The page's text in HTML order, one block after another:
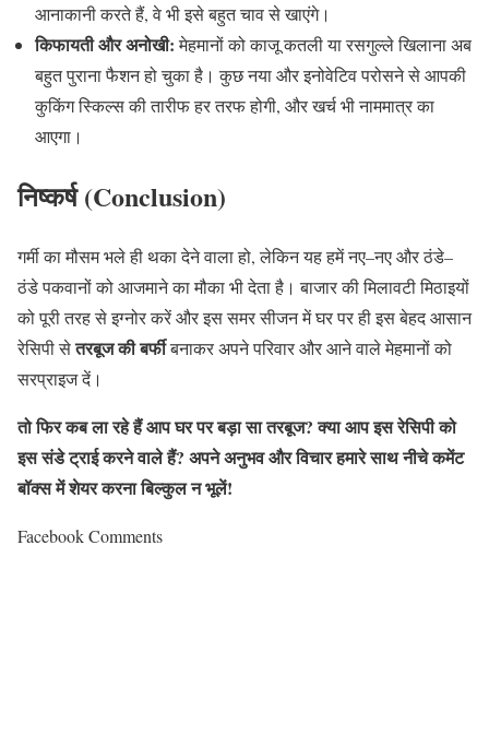
आनाकानी करते हैं,वे भी इसे बहुत चाव से खाएंगे।
किफायतीऔरअनोखी: मेहमानों को काजू कतली या रसगुल्ले खिलाना अब
बहुत पुराना फैशन हो चुका है। कुछ नया और इनोवेटिव परोसने से आपकी
कुकिंग स्किल्स की तारीफ हर तरफ होगी, और खर्च भी नाममात्र का
आएगा।
निष्कर्ष(Conclusion)
गर्मी का मौसम भले ही थका देने वाला हो,लेकिन यह हमें नए–नए और ठंडे–
ठंडे पकवानों को आजमाने का मौका भी देता है। बाजार की मिलावटी मिठाइयों
को पूरी तरह से इग्नोर करें और इस समर सीजन में घर पर ही इस बेहद आसान
रेसिपी सेतरबूजकीबर्फीबनाकर अपने परिवार और आने वाले मेहमानों को
सरप्राइज दें।
तोफिरकबलारहेहैंआपघरपरबड़ासातरबूज?क्याआपइसरेसिपीको
इससंडेट्राईकरनेवालेहैं? अपनेअनुभवऔरविचारहमारेसाथनीचेकमेंट
बॉक्समेंशेयरकरनाबिल्कुलनभूलें!
Facebook Comments